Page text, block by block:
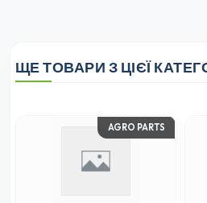
ЩЕ ТОВАРИ З ЦІЄЇ
AGRO PARTS